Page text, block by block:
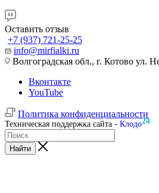
Оставить отзыв
+7 (937) 721-25-25
info@mirfialki.ru
Волгоградская обл., г. Котово ул.
Вконтакте
YouTube
Политика конфиденциальности
Техническая поддержка сайта - Клодо24
Найти